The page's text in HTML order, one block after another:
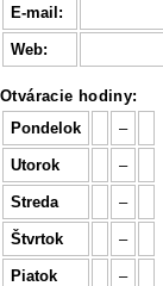
E-mail:
Web:
Otváracie hodiny:
Pondelok
–
Utorok –
Streda –
Štvrtok –
Piatok –